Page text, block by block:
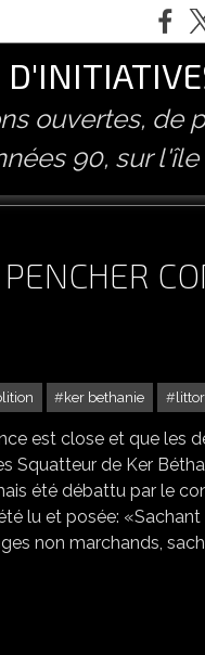
ouvertes, de
90, sur
ker bethanie
est close et que les
Squatteur de Ker
été débattu par le
lu et posée: «Sachant
non marchands,